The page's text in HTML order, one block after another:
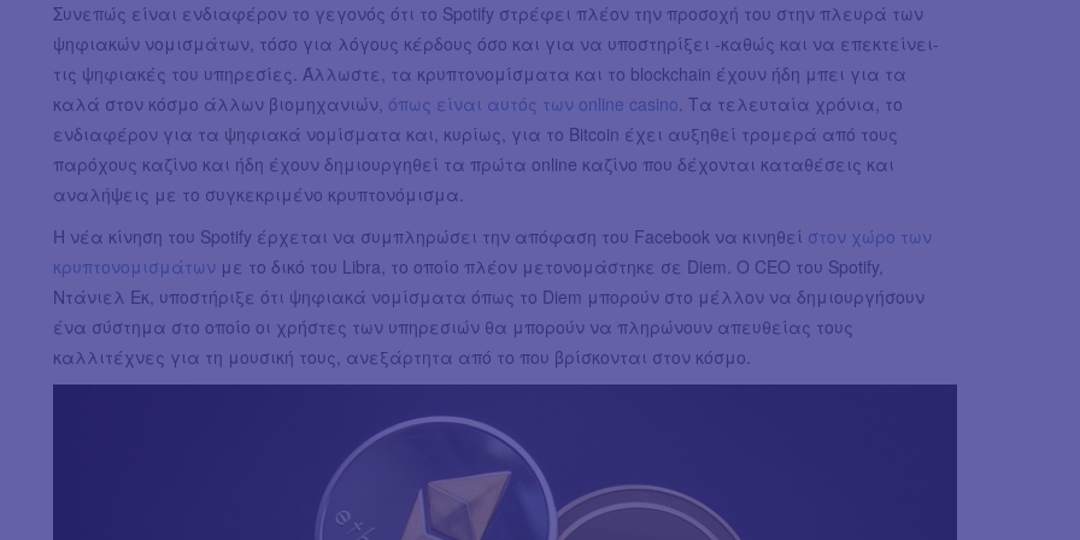
Συνεπώς είναι ενδιαφέρον το γεγονός ότι το Spotify στρέφει πλέον την προσοχή του στην πλευρά των
ψηφιακών νομισμάτων, τόσο για λόγους κέρδους όσο και για να υποστηρίξει -καθώς και να επεκτείνει-
τις ψηφιακές του υπηρεσίες. Άλλωστε, τα κρυπτονομίσματα και το blockchain έχουν ήδη μπει για τα
καλά στον κόσμο άλλων βιομηχανιών, όπως είναι αυτός των online casino. Τα τελευταία χρόνια, το
ενδιαφέρον για τα ψηφιακά νομίσματα και, κυρίως, για το Bitcoin έχει αυξηθεί τρομερά από τους
παρόχους καζίνο και ήδη έχουν δημιουργηθεί τα πρώτα online καζίνο που δέχονται καταθέσεις και
αναλήψεις με το συγκεκριμένο κρυπτονόμισμα.
Η νέα κίνηση του Spotify έρχεται να συμπληρώσει την απόφαση του Facebook να κινηθεί στον χώρο των
κρυπτονομισμάτων με το δικό του Libra, το οποίο πλέον μετονομάστηκε σε Diem. Ο CEO του Spotify,
Ντάνιελ Εκ, υποστήριξε ότι ψηφιακά νομίσματα όπως το Diem μπορούν στο μέλλον να δημιουργήσουν
ένα σύστημα στο οποίο οι χρήστες των υπηρεσιών θα μπορούν να πληρώνουν απευθείας τους
καλλιτέχνες για τη μουσική τους, ανεξάρτητα από το που βρίσκονται στον κόσμο.